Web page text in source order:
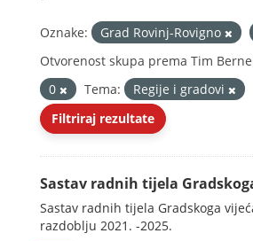
Oznake: Grad Rovinj-Rovigno
Otvorenost skupa prema Tim
0
Tema:
Regije i gradovi
Filtriraj rezultate
Sastav radnih tijela
Sastav radnih tijela Gradskoga
razdoblju 2021. -2025.